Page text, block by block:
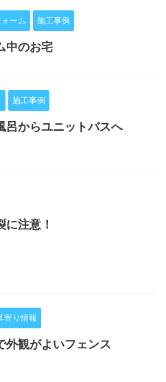
ーム 施工事例
中のお宅
施工事例
呂からユニットバスへ
に注意！
寄り情報
外観がよいフェンス